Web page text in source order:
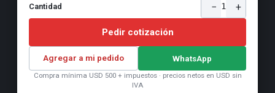
Cantidad − 1 +
Pedir cotización
Agregar a mi pedido WhatsApp
Compra mínima USD 500 + impuestos · precios netos en USD sin
IVA